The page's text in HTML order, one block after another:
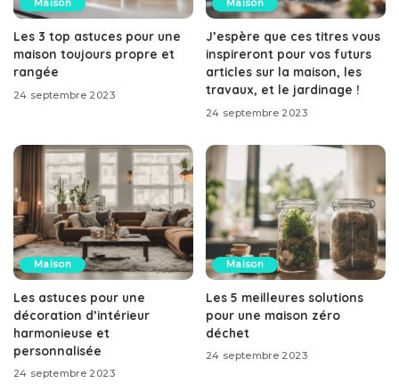
Maison
Les 3 top astuces pour une
maison toujours propre et
rangée
24 septembre 2023
Maison
J’espère que ces titres vous
inspireront pour vos futurs
articles sur la maison, les
travaux, et le jardinage !
24 septembre 2023
Maison
Les astuces pour une
décoration d’intérieur
harmonieuse et
personnalisée
24 septembre 2023
Maison
Les 5 meilleures solutions
pour une maison zéro
déchet
24 septembre 2023